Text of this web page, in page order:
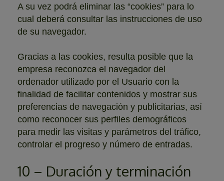
A su vez podrá eliminar las “cookies” para lo
cual deberá consultar las instrucciones de uso
de su navegador.
Gracias a las cookies, resulta posible que la
empresa reconozca el navegador del
ordenador utilizado por el Usuario con la
finalidad de facilitar contenidos y mostrar sus
preferencias de navegación y publicitarias, así
como reconocer sus perfiles demográficos
para medir las visitas y parámetros del tráfico,
controlar el progreso y número de entradas.
10 – Duración y terminación